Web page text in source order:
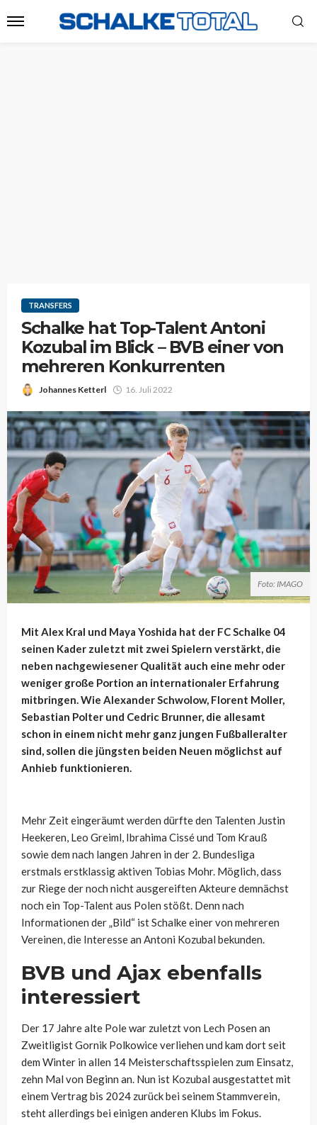
TRANSFERS
Schalke hat Top-Talent Antoni
Kozubal im Blick – BVB einer von
mehreren Konkurrenten
Johannes Ketterl 16. Juli 2022
Foto: IMAGO
Mit Alex Kral und Maya Yoshida hat der FC Schalke 04
seinen Kader zuletzt mit zwei Spielern verstärkt, die
neben nachgewiesener Qualität auch eine mehr oder
weniger große Portion an internationaler Erfahrung
mitbringen. Wie Alexander Schwolow, Florent Moller,
Sebastian Polter und Cedric Brunner, die allesamt
schon in einem nicht mehr ganz jungen Fußballeralter
sind, sollen die jüngsten beiden Neuen möglichst auf
Anhieb funktionieren.
Mehr Zeit eingeräumt werden dürfte den Talenten Justin
Heekeren, Leo Greiml, Ibrahima Cissé und Tom Krauß
sowie dem nach langen Jahren in der 2. Bundesliga
erstmals erstklassig aktiven Tobias Mohr. Möglich, dass
zur Riege der noch nicht ausgereiften Akteure demnächst
noch ein Top-Talent aus Polen stößt. Denn nach
Informationen der „Bild“ ist Schalke einer von mehreren
Vereinen, die Interesse an Antoni Kozubal bekunden.
BVB und Ajax ebenfalls
interessiert
Der 17 Jahre alte Pole war zuletzt von Lech Posen an
Zweitligist Gornik Polkowice verliehen und kam dort seit
dem Winter in allen 14 Meisterschaftsspielen zum Einsatz,
zehn Mal von Beginn an. Nun ist Kozubal ausgestattet mit
einem Vertrag bis 2024 zurück bei seinem Stammverein,
steht allerdings bei einigen anderen Klubs im Fokus.